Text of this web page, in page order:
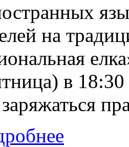
на
в